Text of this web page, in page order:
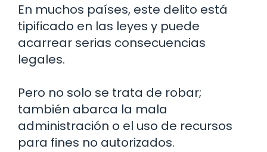
En muchos países, este delito está
tipificado en las leyes y puede
acarrear serias consecuencias
legales.
Pero no solo se trata de robar;
también abarca la mala
administración o el uso de recursos
para fines no autorizados.